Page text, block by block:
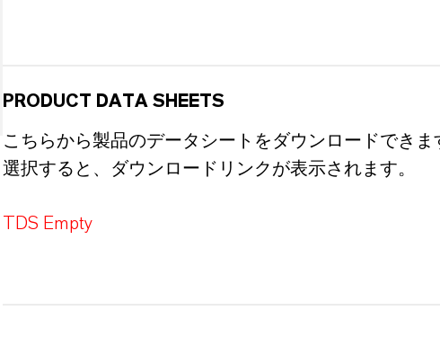
PRODUCT DATA SHEETS
こちらから製品のデータシートをダウンロードでき
選択すると、ダウンロードリンクが表示されます。
TDS Empty